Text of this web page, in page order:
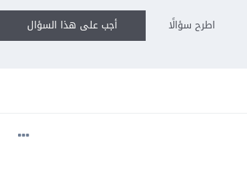
أجب على هذا السؤال اطرح سؤالًا